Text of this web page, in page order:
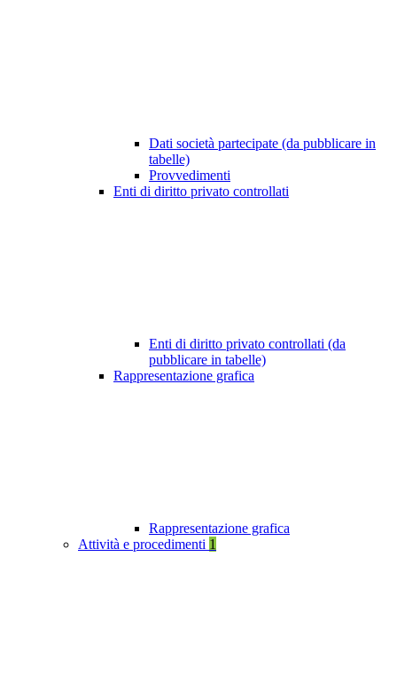
Dati società partecipate (da pubblicare in
tabelle)
Provvedimenti
Enti di diritto privato controllati
Enti di diritto privato controllati (da
pubblicare in tabelle)
Rappresentazione grafica
Rappresentazione grafica
Attività e procedimenti 1